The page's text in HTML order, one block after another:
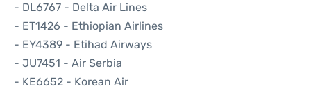
- DL6767 - Delta Air Lines
- ET1426 - Ethiopian Airlines
- EY4389 - Etihad Airways
- JU7451 - Air Serbia
- KE6652 - Korean Air